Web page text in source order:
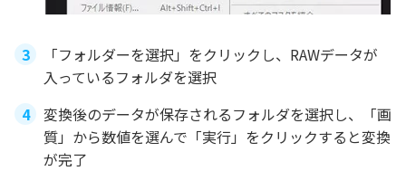
「フォルダーを選択」をクリックし、RAWデータが
入っているフォルダを選択
変換後のデータが保存されるフォルダを選択し、「画
質」から数値を選んで「実行」をクリックすると変換
が完了